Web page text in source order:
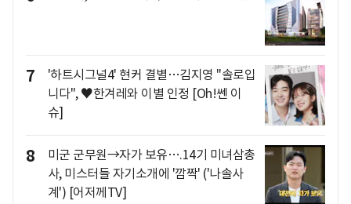
7
'하트시그널4' 현커 결별…김지영 "솔로입
니다", ♥한겨레와 이별 인정 [Oh!쎈 이
슈]
8
미군 군무원→자가 보유….14기 미녀삼총
사, 미스터들 자기소개에 '깜짝' ('나솔사
계') [어저께TV]